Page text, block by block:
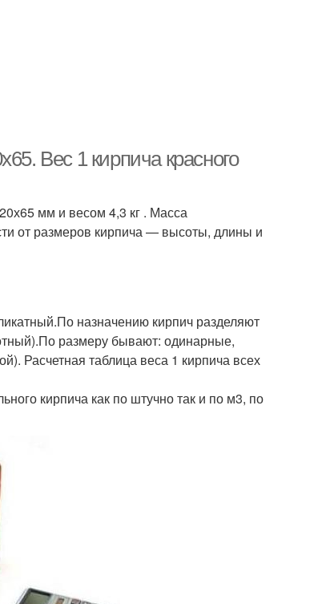
Вес 1 кирпича красного
мм и весом 4,3 кг . Масса
от размеров кирпича — высоты, длины и
назначению кирпич разделяют
размеру бывают: одинарные,
Расчетная таблица веса 1 кирпича всех
кирпича как по штучно так и по м3, по